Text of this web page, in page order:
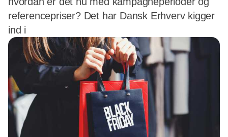
referencepriser? Det har Dansk Erhverv kigger
ind i